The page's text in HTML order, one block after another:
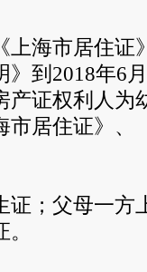
海市居住证
到2018年6
产证权利人为
市居住证》、
；父母一方